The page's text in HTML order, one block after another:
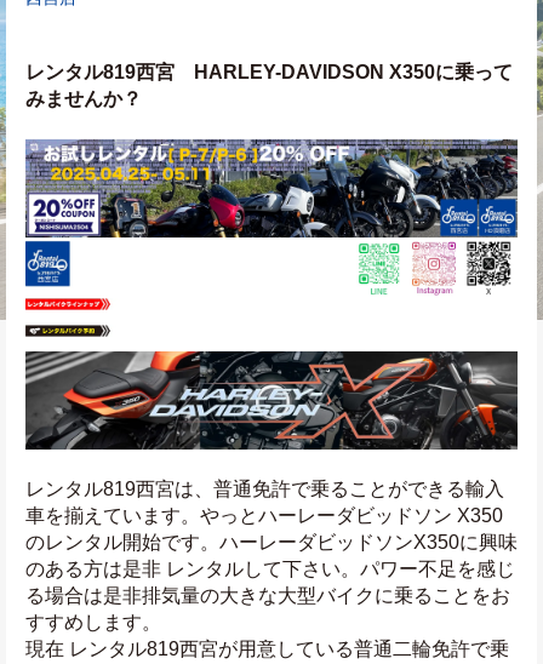
レンタル819西宮　HARLEY-DAVIDSON X350に乗って
みませんか？
レンタル819西宮は、普通免許で乗ることができる輸入
車を揃えています。やっとハーレーダビッドソン X350
のレンタル開始です。ハーレーダビッドソンX350に興味
のある方は是非 レンタルして下さい。パワー不足を感じ
る場合は是非排気量の大きな大型バイクに乗ることをお
すすめします。
現在 レンタル819西宮が用意している普通二輪免許で乗